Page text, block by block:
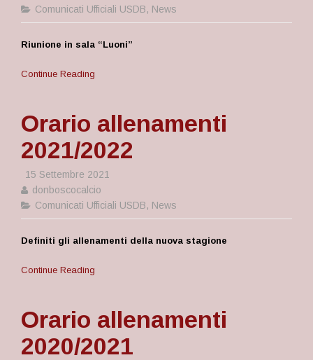
Comunicati Ufficiali USDB, News
Riunione in sala “Luoni”
Continue Reading
Orario allenamenti
2021/2022
15 Settembre 2021
donboscocalcio
Comunicati Ufficiali USDB, News
Definiti gli allenamenti della nuova stagione
Continue Reading
Orario allenamenti
2020/2021